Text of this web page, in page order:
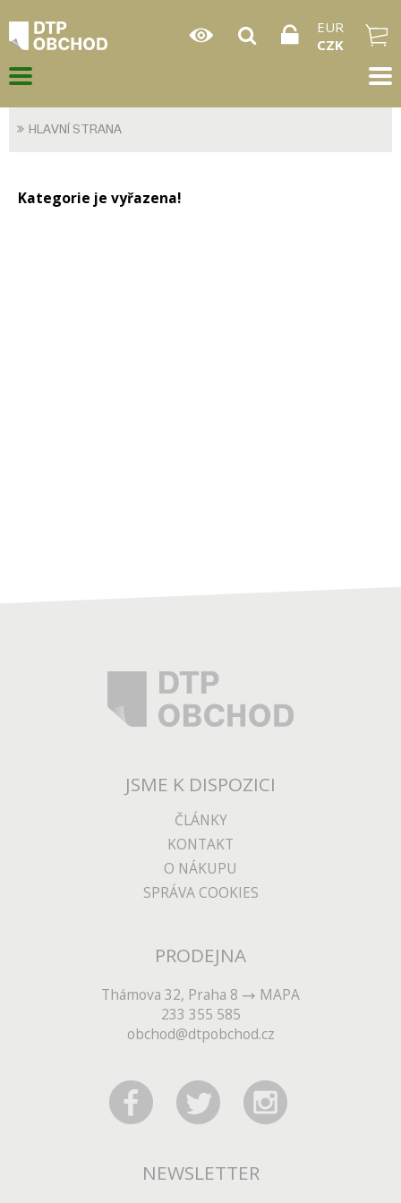
EUR
CZK
HLAVNÍ STRANA
Kategorie je vyřazena!
JSME K DISPOZICI
ČLÁNKY
KONTAKT
O NÁKUPU
SPRÁVA COOKIES
PRODEJNA
Thámova 32, Praha 8
MAPA
233 355 585
obchod@dtpobchod.cz
NEWSLETTER